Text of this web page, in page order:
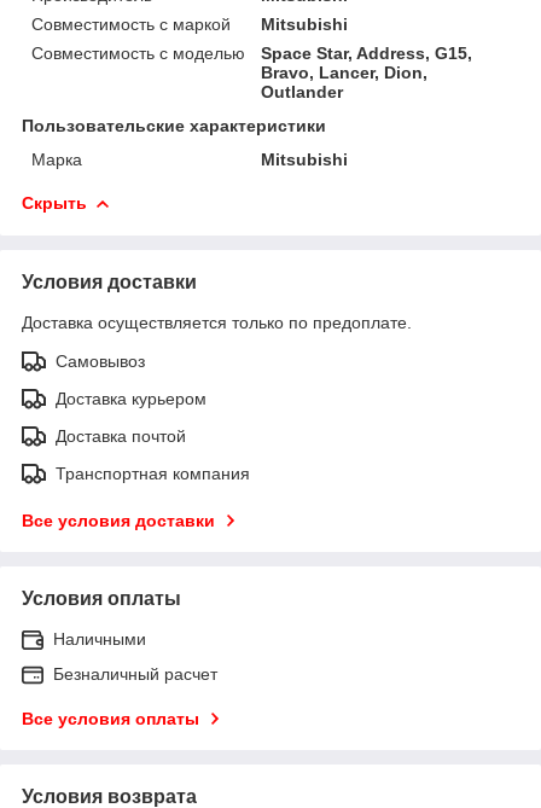
Совместимость с маркой
Mitsubishi
Совместимость с моделью
Space Star, Address, G15,
Bravo, Lancer, Dion,
Outlander
Пользовательские характеристики
Марка
Mitsubishi
Скрыть
Условия доставки
Доставка осуществляется только по предоплате.
Самовывоз
Доставка курьером
Доставка почтой
Транспортная компания
Все условия доставки
Условия оплаты
Наличными
Безналичный расчет
Все условия оплаты
Условия возврата